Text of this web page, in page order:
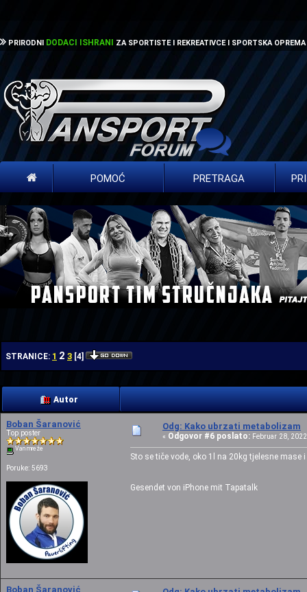
PRIRODNI DODACI ISHRANI ZA SPORTISTE I REKREATIVCE I SPORTSKA OPREMA
POMOĆ PRETRAGA
STRANICE: 1 2 3 [4]
Autor
Boban Šaranović
Top poster
Van mreže
Poruke: 5693
Odg: Kako ubrzati metabolizam
« Odgovor #6 poslato: Februar 28,
Sto se tiče vode, oko 1l na 20kg tjelesne
Gesendet von iPhone mit Tapatalk
Boban Šaranović